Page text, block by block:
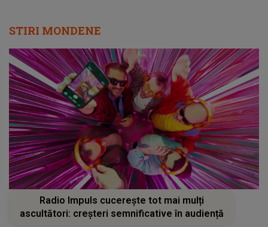
STIRI MONDENE
Radio Impuls cucerește tot mai mulți
ascultători: creșteri semnificative în audiență